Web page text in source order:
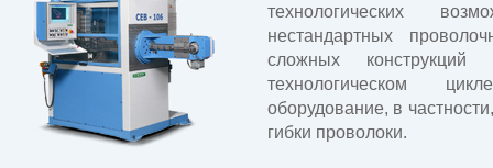
технологических
нестандартных
сложных
технологическом
оборудование, в
гибки проволоки.